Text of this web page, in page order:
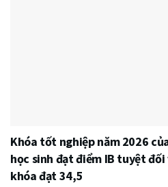
Khóa tốt nghiệp năm 2026
học sinh đạt điểm IB tuyệt
khóa đạt 34,5